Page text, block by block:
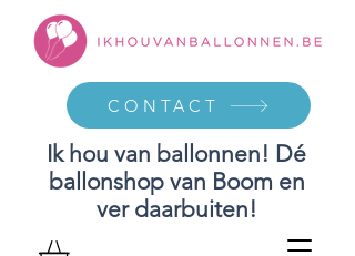
Ik hou van ballonnen! Dé
ballonshop van Boom en
ver daarbuiten!
CONTACT